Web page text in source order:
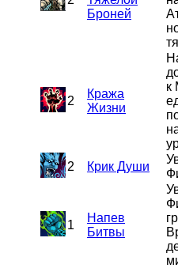
Броней
2
Кража
Жизни
к
2 Крик Души
1
Напев
Битвы